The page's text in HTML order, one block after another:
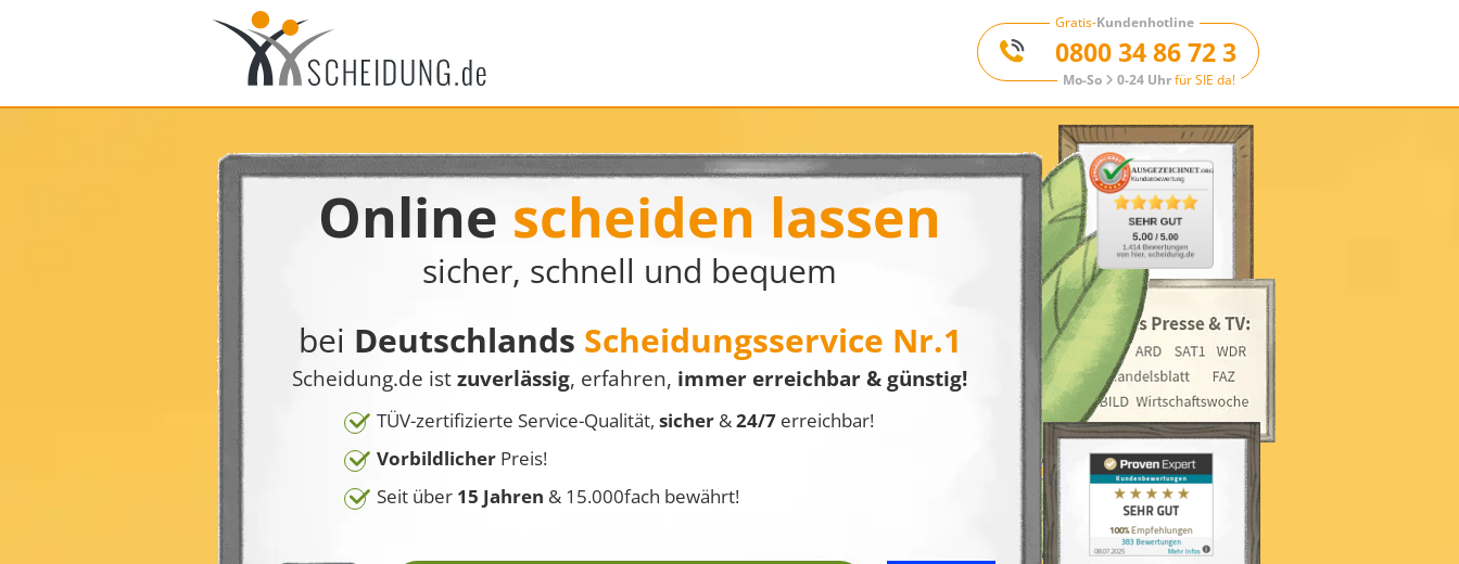
Gratis-Kundenhotline
0800 34 86 72 3
Mo-So 0-24 Uhrfür SIE da!
Scheidungsantrag
Online scheiden lassen
sicher, schnell und bequem
bei Deutschlands Scheidungsservice Nr.1
Scheidung.de istzuverlässig, erfahren, immer erreichbar & günstig!
TÜV-zertifizierte Service-Qualität, sicher &24/7 erreichbar!
Vorbildlicher Preis!
Seit über 15 Jahren & 15.000fach bewährt!